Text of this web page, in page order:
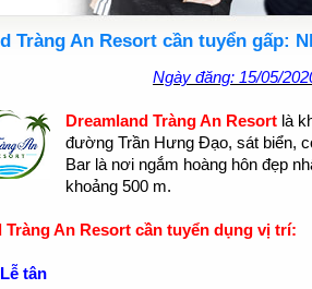
Tràng An Resort cần tuyển gấp:
Ngày đăng: 15/05/
Dreamland Tràng An Resort là
đường Trần Hưng Đạo, sát biển,
Bar là nơi ngắm hoàng hôn đẹp
khoảng 500 m.
Tràng An Resort cần tuyển dụng vị trí:
tân